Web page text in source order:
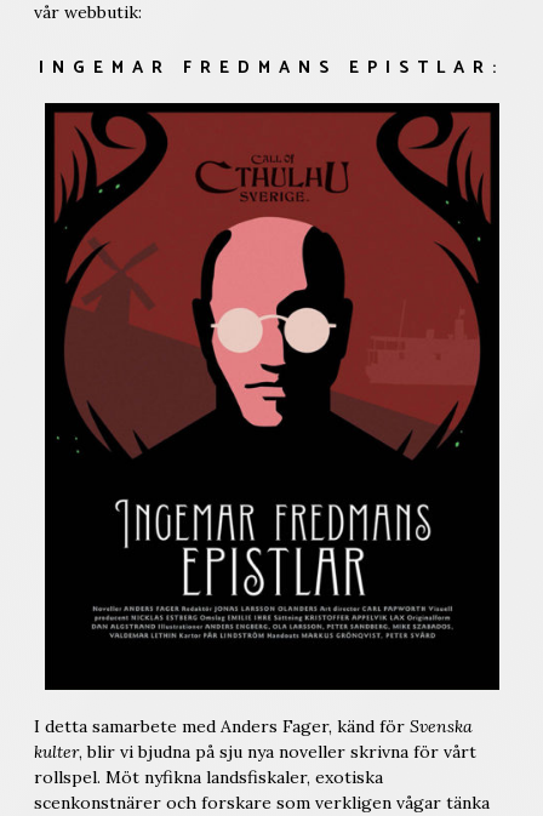
vår webbutik:
INGEMAR FREDMANS EPISTLAR:
I detta samarbete med Anders Fager, känd för Svenska
kulter, blir vi bjudna på sju nya noveller skrivna för vårt
rollspel. Möt nyfikna landsfiskaler, exotiska
scenkonstnärer och forskare som verkligen vågar tänka